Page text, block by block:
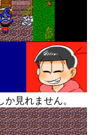
見れません。